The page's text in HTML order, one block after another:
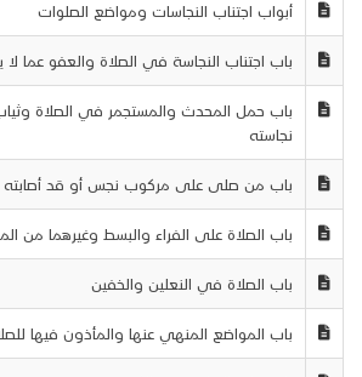
أبواب اجتناب النجاسات ومواضع الصلوات
باب اجتناب النجاسة في الصلاة والعفو عما لا
باب حمل المحدث والمستجمر في الصلاة
نجاسته
باب من صلى على مركوب نجس أو قد أصابته
باب الصلاة على الفراء والبسط وغيرهما من
باب الصلاة في النعلين والخفين
باب المواضع المنهي عنها والمأذون فيها